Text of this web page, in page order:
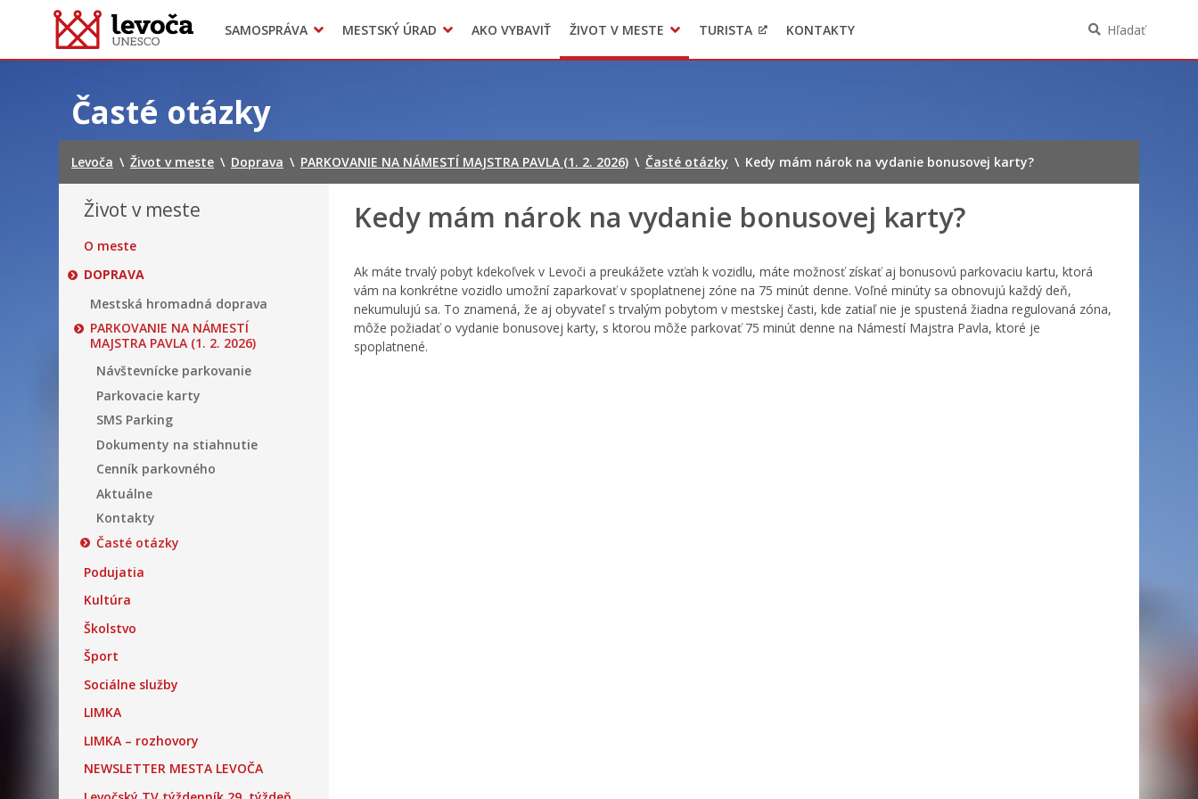
SAMOSPRÁVA
Dokumenty mesta
Transparentné mesto
majetkových pomerov verejného funkcionára
MESTSKÝ ÚRAD
Projekty
Voľba hlavného kontrolóra mesta Levoča
AKO VYBAVIŤ ŽIVOT V MESTE
Doprava
LIMKA
TURISTA KONTAKTY Hľadať
Časté otázky
Levoča \ Život v meste \ Doprava \ PARKOVANIE NA NÁMESTÍ MAJSTRA PAVLA (1. 2. 2026) \ Časté otázky \ Kedy mám nárok na vydanie bonusovej karty?
Život v meste
O meste
DOPRAVA
Mestská hromadná doprava
PARKOVANIE NA NÁMESTÍ
MAJSTRA PAVLA (1. 2. 2026)
Návštevnícke parkovanie
Parkovacie karty
SMS Parking
Dokumenty na stiahnutie
Cenník parkovného
Aktuálne
Kontakty
Časté otázky
Podujatia
Kultúra
Školstvo
Šport
Sociálne služby
LIMKA
LIMKA – rozhovory
NEWSLETTER MESTA LEVOČA
Kedy mám nárok na vydanie bonusovej karty?
Ak máte trvalý pobyt kdekoľvek v Levoči a preukážete vzťah k vozidlu, máte možnosť získať aj bonusovú parkovaciu kartu, ktorá
vám na konkrétne vozidlo umožní zaparkovať v spoplatnenej zóne na 75 minút denne. Voľné minúty sa obnovujú každý deň,
nekumulujú sa. To znamená, že aj obyvateľ s trvalým pobytom v mestskej časti, kde zatiaľ nie je spustená žiadna regulovaná zóna,
môže požiadať o vydanie bonusovej karty, s ktorou môže parkovať 75 minút denne na Námestí Majstra Pavla, ktoré je
spoplatnené.